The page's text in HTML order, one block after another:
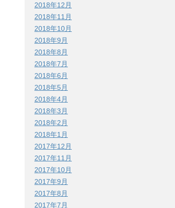
2018年12月
2018年11月
2018年10月
2018年9月
2018年8月
2018年7月
2018年6月
2018年5月
2018年4月
2018年3月
2018年2月
2018年1月
2017年12月
2017年11月
2017年10月
2017年9月
2017年8月
2017年7月